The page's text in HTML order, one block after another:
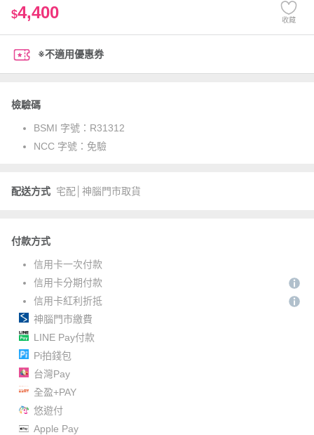
$4,400 收藏
※不適用優惠券
檢驗碼
BSMI 字號： R31312
NCC 字號： 免驗
配送方式 宅配│神腦門市取貨
付款方式
信用卡一次付款
信用卡分期付款
信用卡紅利折抵
神腦門市繳費
LINE Pay付款
Pi拍錢包
台灣Pay
全盈+PAY
悠遊付
Apple Pay